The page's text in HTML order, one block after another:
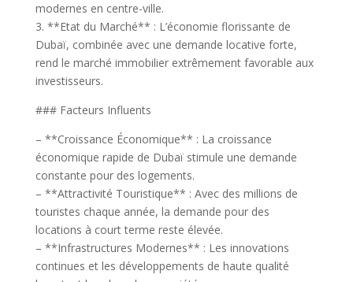
modernes en centre-ville.
3. **Etat du Marché** : L’économie florissante de
Dubaï, combinée avec une demande locative forte,
rend le marché immobilier extrêmement favorable aux
investisseurs.
### Facteurs Influents
– **Croissance Économique** : La croissance
économique rapide de Dubaï stimule une demande
constante pour des logements.
– **Attractivité Touristique** : Avec des millions de
touristes chaque année, la demande pour des
locations à court terme reste élevée.
– **Infrastructures Modernes** : Les innovations
continues et les développements de haute qualité